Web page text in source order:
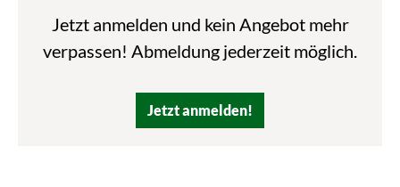
Jetzt anmelden und kein Angebot mehr
verpassen! Abmeldung jederzeit möglich.
Jetzt anmelden!